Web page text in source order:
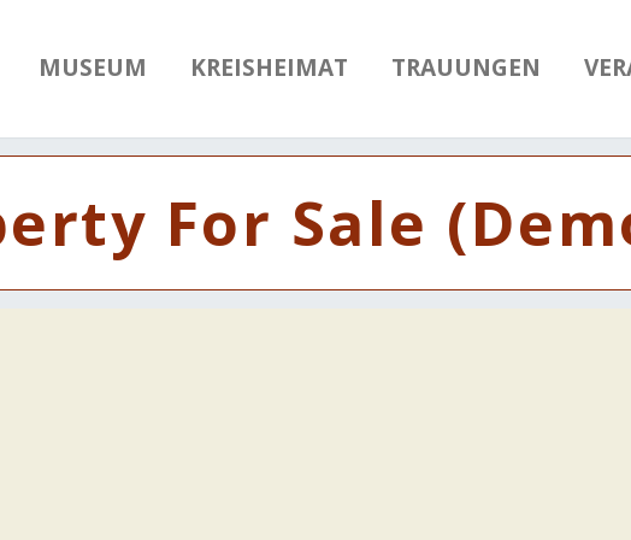
MUSEUM KREISHEIMAT TRAUUNGEN
For Sale